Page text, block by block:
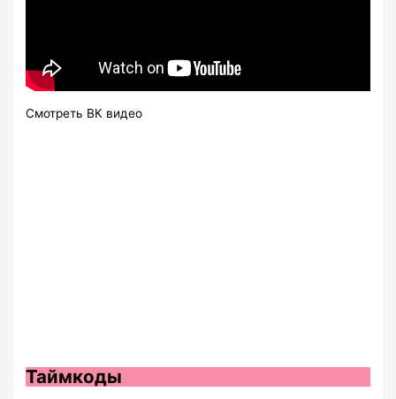
Смотреть ВК видео
Таймкоды